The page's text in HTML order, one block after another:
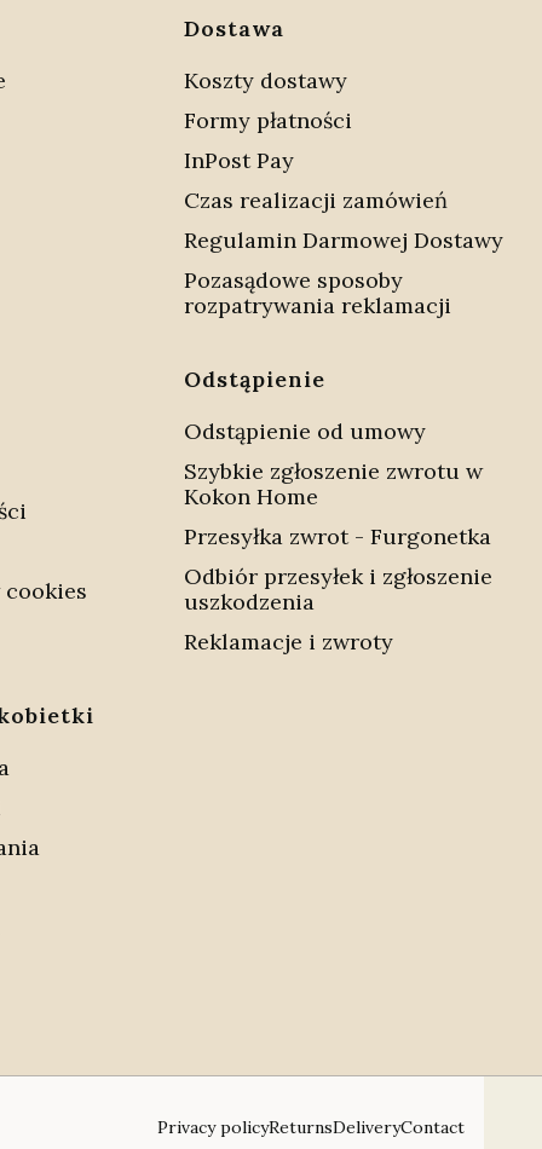
Dostawa
Koszty dostawy
Formy płatności
InPost Pay
Czas realizacji zamówień
Regulamin Darmowej Dostawy
Pozasądowe sposoby
rozpatrywania reklamacji
Odstąpienie
Odstąpienie od umowy
Szybkie zgłoszenie zwrotu w
Kokon Home
Przesyłka zwrot - Furgonetka
Odbiór przesyłek i zgłoszenie
uszkodzenia
Reklamacje i zwroty
Privacy policyReturnsDeliveryContact